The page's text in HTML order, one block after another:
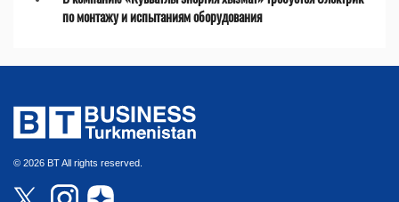
по монтажу и испытаниям оборудования
© 2026 BT All rights reserved.